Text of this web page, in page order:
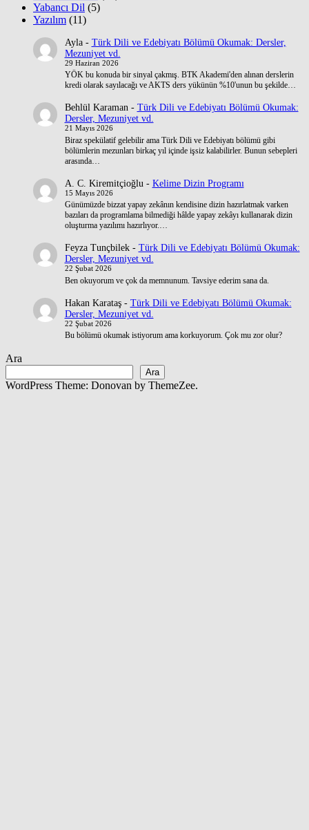
Yabancı Dil (5)
Yazılım (11)
Ayla- Türk Dili ve Edebiyatı Bölümü Okumak: Dersler,
Mezuniyet vd.
29 Haziran 2026
YÖK bu konuda bir sinyal çakmış. BTK Akademi'den alınan derslerin
kredi olarak sayılacağı ve AKTS ders yükünün %10'unun bu şekilde…
Behlül Karaman- Türk Dili ve Edebiyatı Bölümü Okumak:
Dersler, Mezuniyet vd.
21 Mayıs 2026
Biraz spekülatif gelebilir ama Türk Dili ve Edebiyatı bölümü gibi
bölümlerin mezunları birkaç yıl içinde işsiz kalabilirler. Bunun sebepleri
arasında…
A. C. Kiremitçioğlu - Kelime Dizin Programı
15 Mayıs 2026
Günümüzde bizzat yapay zekânın kendisine dizin hazırlatmak varken
bazıları da programlama bilmediği hâlde yapay zekâyı kullanarak dizin
oluşturma yazılımı hazırlıyor.…
Feyza Tunçbilek- Türk Dili ve Edebiyatı Bölümü Okumak:
Dersler, Mezuniyet vd.
22 Şubat 2026
Ben okuyorum ve çok da memnunum. Tavsiye ederim sana da.
Hakan Karataş- Türk Dili ve Edebiyatı Bölümü Okumak:
Dersler, Mezuniyet vd.
22 Şubat 2026
Bu bölümü okumak istiyorum ama korkuyorum. Çok mu zor olur?
Ara
Ara
WordPress Theme: Donovan by ThemeZee.